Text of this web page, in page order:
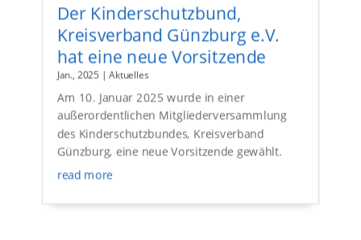
Der Kinderschutzbund,
Kreisverband Günzburg e.V.
hat eine neue Vorsitzende
Jan., 2025|Aktuelles
Am 10. Januar 2025 wurde in einer
außerordentlichen Mitgliederversammlung
des Kinderschutzbundes, Kreisverband
Günzburg, eine neue Vorsitzende gewählt.
read more